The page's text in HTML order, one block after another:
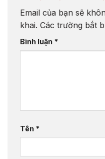
Email của bạn sẽ
khai. Các trường bắt
Bình luận *
Tên *